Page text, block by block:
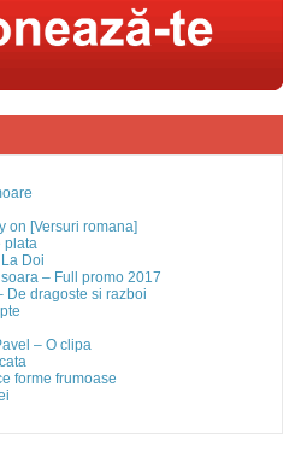
on [Versuri romana]
plata
Doi
– Full promo 2017
De dragoste si razboi
– O clipa
forme frumoase